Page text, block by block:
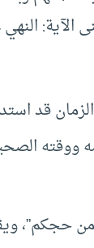
قد
ووقته
حجكم”،